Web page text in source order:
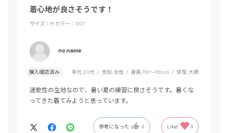
着心地が良さそうです！
サイズ：M カラー：001
no name
購入確認済み 年代:20代 性別:女性 身長:161～165cm 体型:大柄
速乾性の生地なので、暑い夏の練習に良さそうです。暑くな
ってきた着てみようと思っています。
参考になった 0 Like! 0